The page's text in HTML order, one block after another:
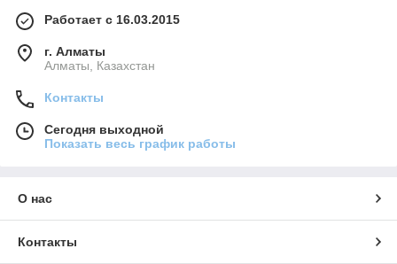
Работает с 16.03.2015
г. Алматы
Алматы, Казахстан
Контакты
Сегодня выходной
Показать весь график работы
О нас
Контакты